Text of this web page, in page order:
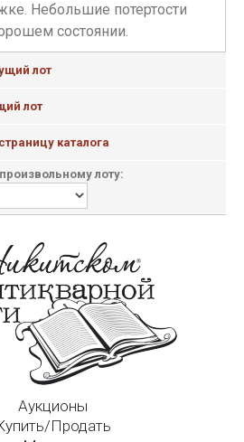
Небольшие потертости
состоянии.
лот
лот
каталога
лоту:
Аукционы
Продать